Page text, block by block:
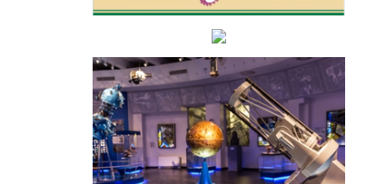
thiết bị hiện đại
Bộ trưởng Nguyễn Hồng Diên báo cáo
nghiệp Hà Tĩnh tại Hội nghị kết nối giao thương giữa
Thông tư số 24/2025/TT-BCT ngày 13/5/2025
Nhận diện và phòng chống lừa đảo trực tuyến
trang Thương hiệu quốc gia Việt Nam
Thúc đẩy
bộ tích cực khi kết thúc vòng đàm phán lần thứ 2 Hiệp
sản phẩm Hà Tĩnh vào các hệ thống phân phối lớn
nhân lực chất lượng cao trong ngành Công Thương
chức thành công Đại hội Chi bộ điểm
Chủ tịch UBND
tướng phê duyệt Quy hoạch tỉnh Hà Tĩnh thời kỳ 2021 -
và hoạt động công đoàn năm 2024 đạt nhiều kết quả nổi